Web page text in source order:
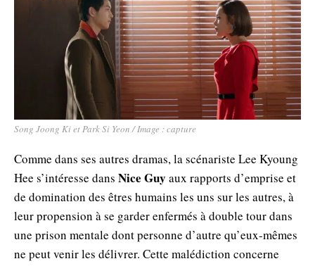
Song Joong Ki et Park Si Yeon / Image : capture
Comme dans ses autres dramas, la scénariste Lee Kyoung
Hee s’intéresse dans Nice Guy aux rapports d’emprise et
de domination des êtres humains les uns sur les autres, à
leur propension à se garder enfermés à double tour dans
une prison mentale dont personne d’autre qu’eux-mêmes
ne peut venir les délivrer. Cette malédiction concerne